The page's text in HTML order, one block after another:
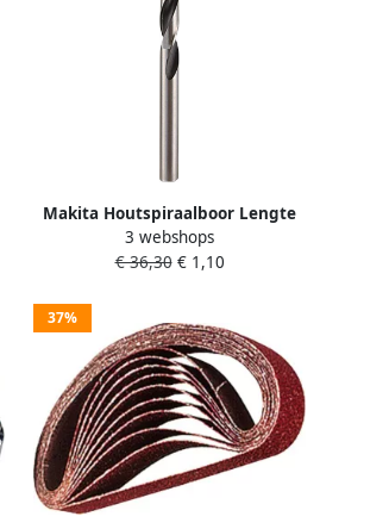
Makita Houtspiraalboor Lengte
160mm Nuttige lengte 100mm
Diameter 15mm
3 webshops
€ 36,30€ 1,10
37%